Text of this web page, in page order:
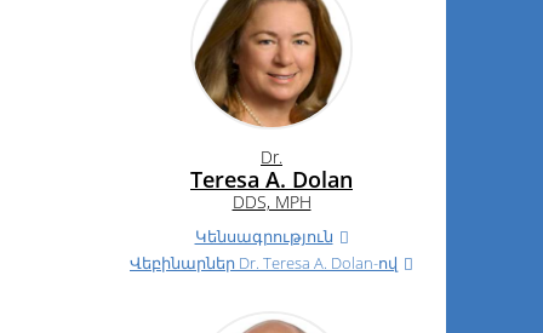
Dr.
Teresa A. Dolan
DDS, MPH
Կենսագրություն
Վեբինարներ Dr. Teresa A. Dolan-ով